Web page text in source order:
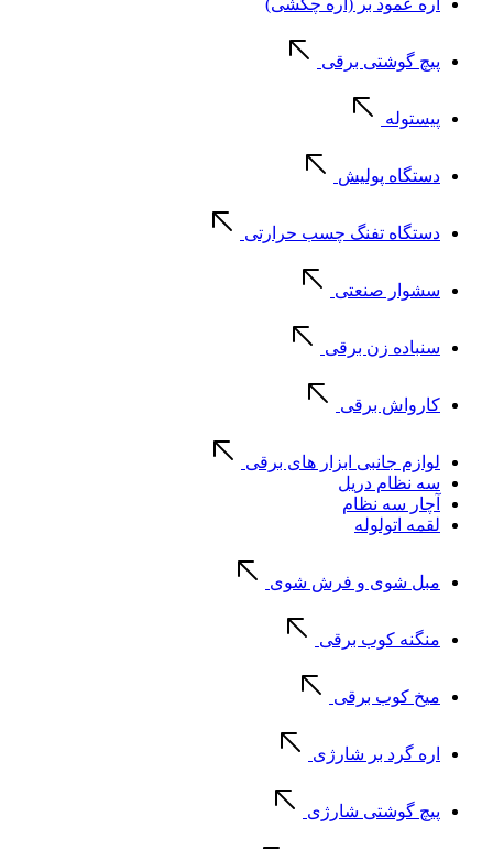
پیچ گوشتی برقی
پیستوله
دستگاه پولیش
دستگاه تفنگ چسب حرارتی
سشوار صنعتی
سنباده زن برقی
کارواش برقی
لوازم جانبی ابزار های برقی
سه نظام دریل
آچار سه نظام
لقمه اتولوله
مبل شوی و فرش شوی
منگنه کوب برقی
میخ کوب برقی
اره گرد بر شارژی
پیچ گوشتی شارژی